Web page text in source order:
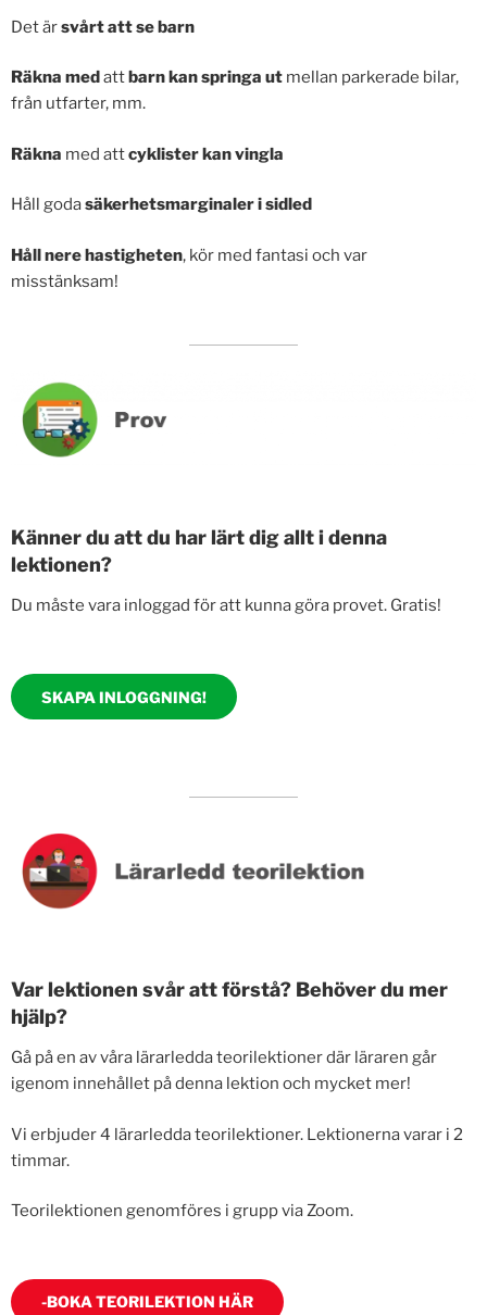
Det ärsvårt att se barn
Räkna med att barn kan springa ut mellan parkerade bilar,
från utfarter, mm.
Räkna med attcyklister kan vingla
Håll godasäkerhetsmarginaler i sidled
Håll nere hastigheten, kör med fantasi och var
misstänksam!
Känner du att du har lärt dig allt i denna
lektionen?
Du måste vara inloggad för att kunna göra provet. Gratis!
SKAPA INLOGGNING!
Var lektionen svår att förstå? Behöver du mer
hjälp?
Gå på en av våra lärarledda teorilektioner där läraren går
igenom innehållet på denna lektion och mycket mer!
Vi erbjuder 4 lärarledda teorilektioner. Lektionerna varar i 2
timmar.
Teorilektionen genomföres i grupp via Zoom.
-BOKA TEORILEKTION HÄR